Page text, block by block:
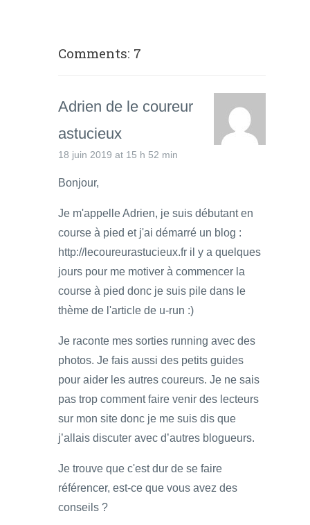
Comments: 7
Adrien de le coureur
astucieux
18 juin 2019 at 15 h 52 min
Bonjour,
Je m'appelle Adrien, je suis débutant en
course à pied et j'ai démarré un blog :
http://lecoureurastucieux.fr il y a quelques
jours pour me motiver à commencer la
course à pied donc je suis pile dans le
thème de l'article de u-run :)
Je raconte mes sorties running avec des
photos. Je fais aussi des petits guides
pour aider les autres coureurs. Je ne sais
pas trop comment faire venir des lecteurs
sur mon site donc je me suis dis que
j’allais discuter avec d’autres blogueurs.
Je trouve que c'est dur de se faire
référencer, est-ce que vous avez des
conseils ?